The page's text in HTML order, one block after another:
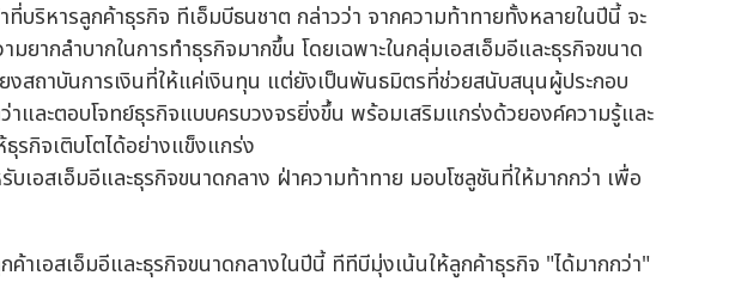
ริหารลูกค้าธุรกิจ ทีเอ็มบีธนชาต กล่าวว่า จากความท้าทายทั้งหลายในปีนี้ จะ
ยากลำบากในการทำธุรกิจมากขึ้น โดยเฉพาะในกลุ่มเอสเอ็มอีและธุรกิจขนาด
งสถาบันการเงินที่ให้แค่เงินทุน แต่ยังเป็นพันธมิตรที่ช่วยสนับสนุนผู้ประกอบ
าและตอบโจทย์ธุรกิจแบบครบวงจรยิ่งขึ้น พร้อมเสริมแกร่งด้วยองค์ความรู้และ
รกิจเติบโตได้อย่างแข็งแกร่ง
เอสเอ็มอีและธุรกิจขนาดกลางในปีนี้ ทีทีบีมุ่งเน้นให้ลูกค้าธุรกิจ "ได้มากกว่า"